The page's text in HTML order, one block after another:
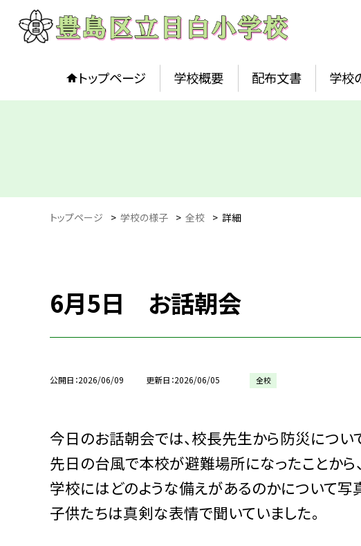
トップページ 学校概要 配布文書 学校
トップページ > 学校の様子 > 全校 > 詳細
6月5日 お話朝会
公開日 2026/06/09 更新日 2026/06/05 全校
今日のお話朝会では、校長先生から防災につい
先日の台風で本校が避難場所になったことから、
学校にはどのような備えがあるのかについて写
子供たちは真剣な表情で聞いていました。